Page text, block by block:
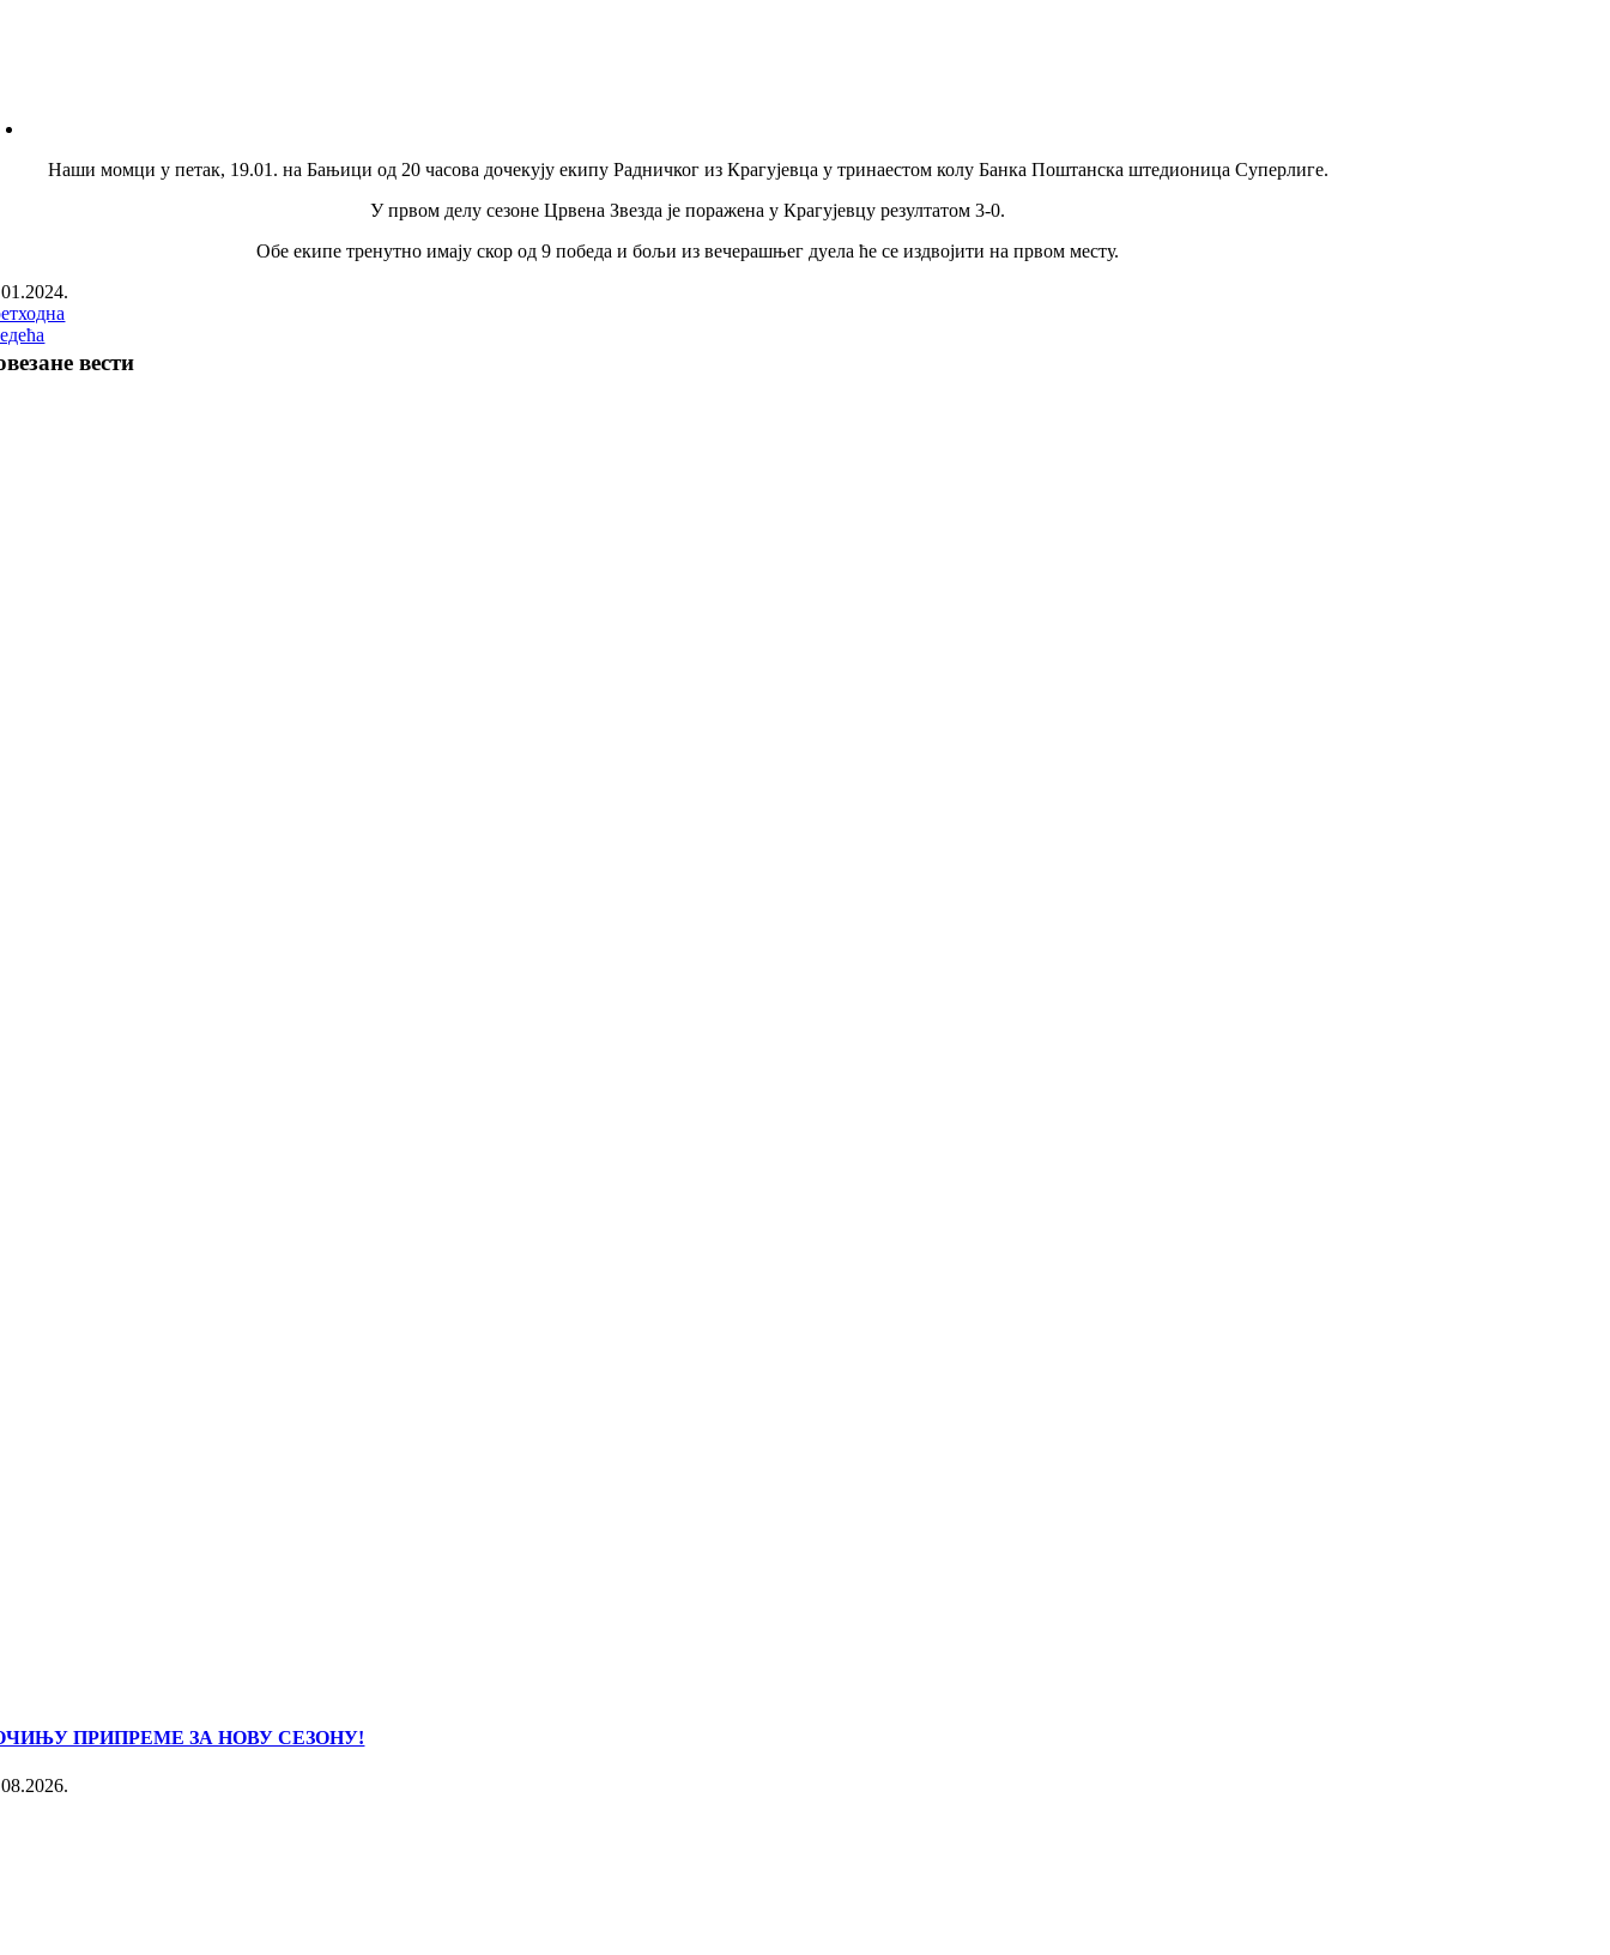
Наши момци у петак, 19.01. на Бањици од 20 часова дочекују екипу Радничког из Крагујевца у тринаестом колу Банка Поштанска штедионица Суперлиге.
У првом делу сезоне Црвена Звезда је поражена у Крагујевцу резултатом 3-0.
Обе екипе тренутно имају скор од 9 победа и бољи из вечерашњег дуела ће се издвојити на првом месту.
вести
ПРИПРЕМЕ ЗА НОВУ СЕЗОНУ!